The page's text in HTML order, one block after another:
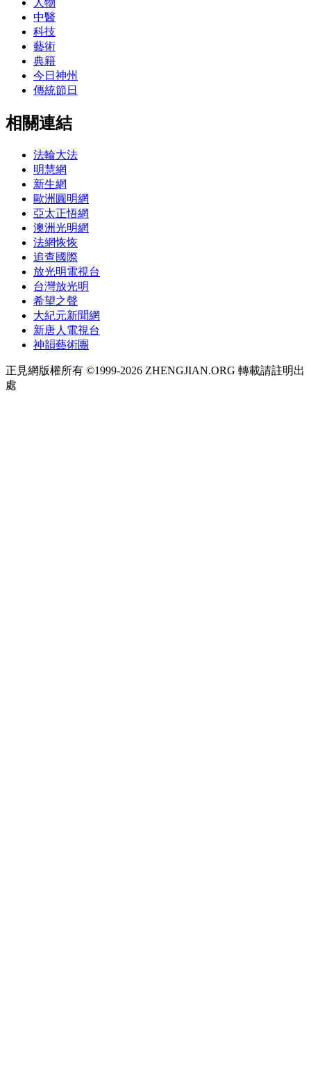
中醫
科技
藝術
典籍
今日神州
傳統節日
相關連結
法輪大法
明慧網
新生網
歐洲圓明網
亞太正悟網
澳洲光明網
法網恢恢
追查國際
放光明電視台
台灣放光明
希望之聲
大紀元新聞網
新唐人電視台
神韻藝術團
正見網版權所有 ©1999-2026 ZHENGJIAN.ORG 轉載請註明出
處